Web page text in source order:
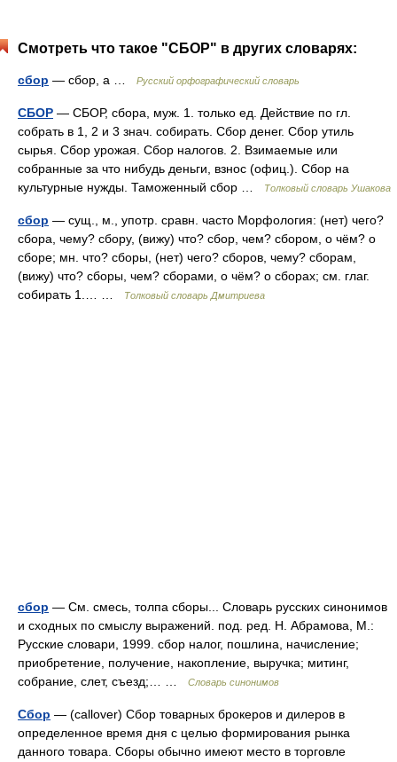
Смотреть что такое "СБОР" в других словарях:
сбор — сбор, а … Русский орфографический словарь
СБОР — СБОР, сбора, муж. 1. только ед. Действие по гл.
собрать в 1, 2 и 3 знач. собирать. Сбор денег. Сбор утиль
сырья. Сбор урожая. Сбор налогов. 2. Взимаемые или
собранные за что нибудь деньги, взнос (офиц.). Сбор на
культурные нужды. Таможенный сбор …
Толковый словарь Ушакова
сбор — сущ., м., употр. сравн. часто Морфология: (нет) чего?
сбора, чему? сбору, (вижу) что? сбор, чем? сбором, о чём? о
сборе; мн. что? сборы, (нет) чего? сборов, чему? сборам,
(вижу) что? сборы, чем? сборами, о чём? о сборах; см. глаг.
собирать 1.… …
Толковый словарь Дмитриева
сбор — См. смесь, толпа сборы... Словарь русских синонимов
и сходных по смыслу выражений. под. ред. Н. Абрамова, М.:
Русские словари, 1999. сбор налог, пошлина, начисление;
приобретение, получение, накопление, выручка; митинг,
собрание, слет, съезд;… …
Словарь синонимов
Сбор — (callover) Сбор товарных брокеров и дилеров в
определенное время дня с целью формирования рынка
данного товара. Сборы обычно имеют место в торговле